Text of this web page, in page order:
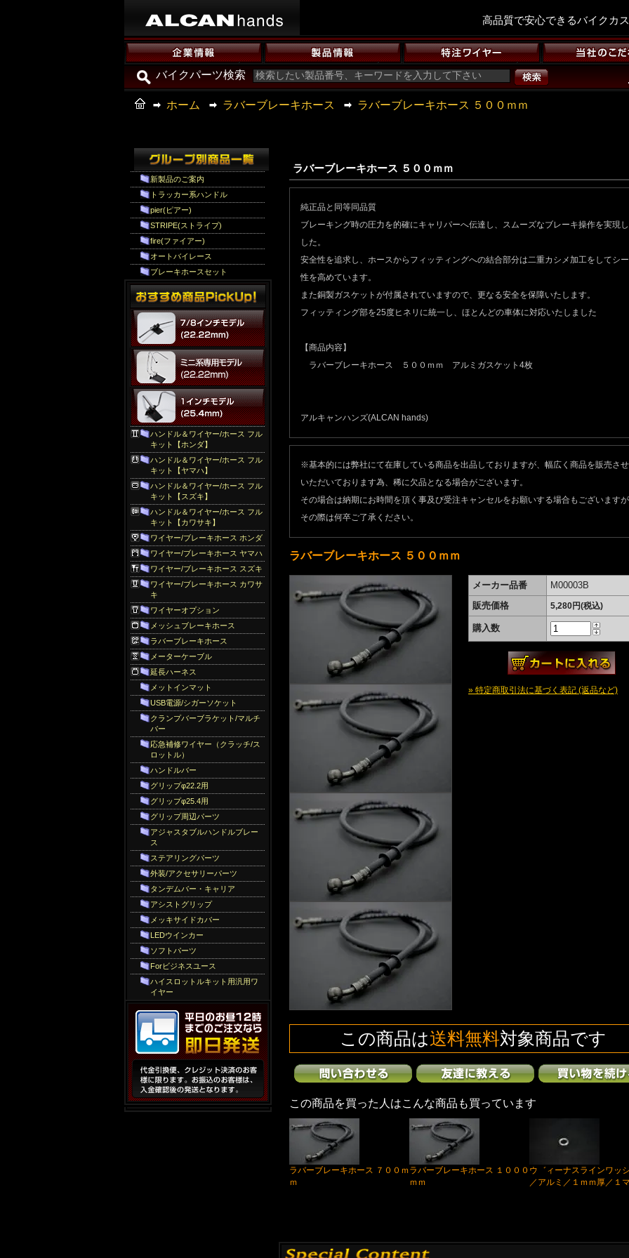
高品質で安心できるバイクカ
バイクパーツ検索
ホーム ラバーブレーキホース ラバーブレーキホース ５００ｍｍ
新製品のご案内
トラッカー系ハンドル
pier(ピアー)
STRIPE(ストライプ)
fire(ファイアー)
オートバイレース
ブレーキホースセット
ハンドル＆ワイヤー/ホース フル
キット【ホンダ】
ハンドル＆ワイヤー/ホース フル
キット【ヤマハ】
ハンドル＆ワイヤー/ホース フル
キット【スズキ】
ハンドル＆ワイヤー/ホース フル
キット【カワサキ】
ワイヤー/ブレーキホース ホンダ
ワイヤー/ブレーキホース ヤマハ
ワイヤー/ブレーキホース スズキ
ワイヤー/ブレーキホース カワサ
キ
ワイヤーオプション
メッシュブレーキホース
ラバーブレーキホース
メーターケーブル
延長ハーネス
メットインマット
USB電源/シガーソケット
クランプバーブラケット/マルチ
バー
応急補修ワイヤー（クラッチ/ス
ロットル）
ハンドルバー
グリップφ22.2用
グリップφ25.4用
グリップ周辺パーツ
アジャスタブルハンドルブレー
ス
ステアリングパーツ
外装/アクセサリーパーツ
タンデムバー・キャリア
アシストグリップ
メッキサイドカバー
LEDウインカー
ソフトパーツ
Forビジネスユース
ハイスロットルキット用汎用ワ
イヤー
ラバーブレーキホース ５００ｍｍ
純正品と同等同品質
ブレーキング時の圧力を的確にキャリパーへ伝達し、スムーズなブレーキ操作を実現
した。
安全性を追求し、ホースからフィッティングへの結合部分は二重カシメ加工をしてシ
性を高めています。
また銅製ガスケットが付属されていますので、更なる安全を保障いたします。
フィッティング部を25度ヒネリに統一し、ほとんどの車体に対応いたしました
【商品内容】
ラバーブレーキホース ５００ｍｍ アルミガスケット4枚
アルキャンハンズ(ALCAN hands)
※基本的には弊社にて在庫している商品を出品しておりますが、幅広く商品を販売さ
いただいております為、稀に欠品となる場合がございます。
その場合は納期にお時間を頂く事及び受注キャンセルをお願いする場合もございます
その際は何卒ご了承ください。
ラバーブレーキホース ５００ｍｍ
メーカー品番
M00003B
販売価格
5,280円(税込)
購入数
» 特定商取引法に基づく表記 (返品など)
この商品は送料無料対象商品です
この商品を買った人はこんな商品も買っています
ラバーブレーキホース ７００ｍ
ｍ
ラバーブレーキホース １０００
ｍｍ
ウ゛ィーナスラインワッ
／アルミ／１ｍｍ厚／１